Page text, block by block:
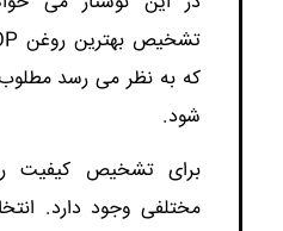
که به نظر می رسد مطلوب
شود.
مختلفی وجود دارد.